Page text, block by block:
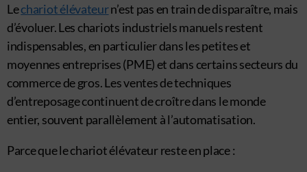
Lechariot élévateurn’est pas en train de disparaître, mais
d’évoluer. Les chariots industriels manuels restent
indispensables, en particulier dans les petites et
moyennes entreprises (PME) et dans certains secteurs du
commerce de gros. Les ventes de techniques
d’entreposage continuent de croître dans le monde
entier, souvent parallèlement à l’automatisation.
Parce que le chariot élévateur reste en place :